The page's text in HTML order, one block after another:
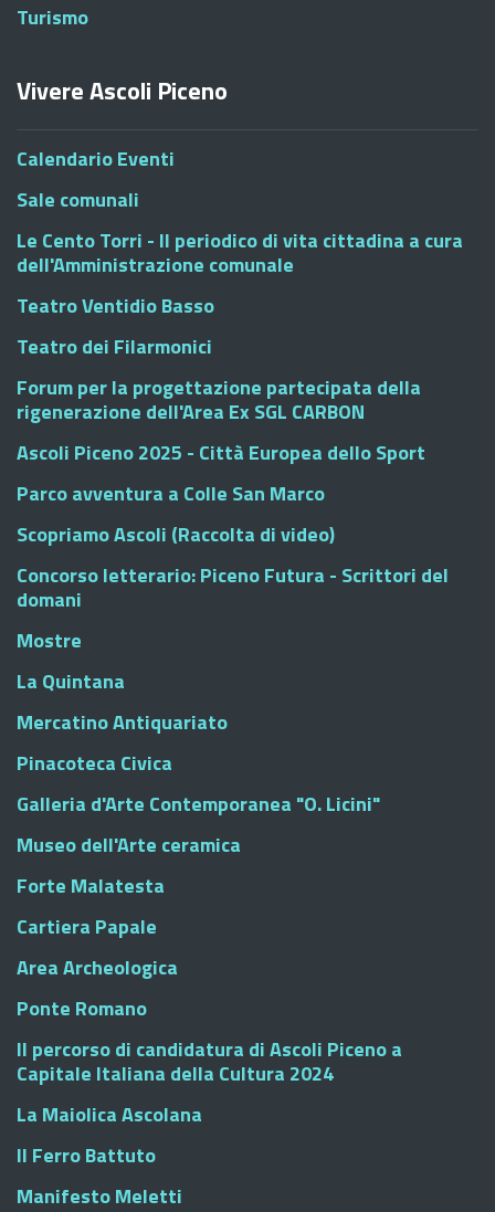
Turismo
Vivere Ascoli Piceno
Calendario Eventi
Sale comunali
Le Cento Torri - Il periodico di vita cittadina a cura
dell'Amministrazione comunale
Teatro Ventidio Basso
Teatro dei Filarmonici
Forum per la progettazione partecipata della
rigenerazione dell'Area Ex SGL CARBON
Ascoli Piceno 2025 - Città Europea dello Sport
Parco avventura a Colle San Marco
Scopriamo Ascoli (Raccolta di video)
Concorso letterario: Piceno Futura - Scrittori del
domani
Mostre
La Quintana
Mercatino Antiquariato
Pinacoteca Civica
Galleria d'Arte Contemporanea "O. Licini"
Museo dell'Arte ceramica
Forte Malatesta
Cartiera Papale
Area Archeologica
Ponte Romano
Il percorso di candidatura di Ascoli Piceno a
Capitale Italiana della Cultura 2024
La Maiolica Ascolana
Il Ferro Battuto
Manifesto Meletti